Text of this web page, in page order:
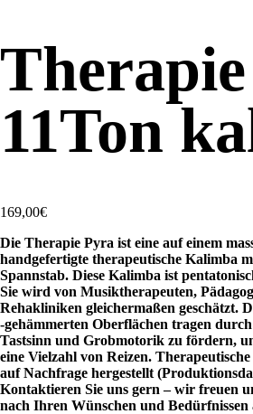
11Ton
169,00€
Die Therapie Pyra ist eine auf einem
handgefertigte therapeutische Kalimba
Spannstab. Diese Kalimba ist
Sie wird von Musiktherapeuten,
Rehakliniken gleichermaßen geschätzt.
-gehämmerten Oberflächen tragen
Tastsinn und Grobmotorik zu fördern,
eine Vielzahl von Reizen.
auf Nachfrage hergestellt
Kontaktieren Sie uns gern – wir freuen
nach Ihren Wünschen und Bedürfnissen